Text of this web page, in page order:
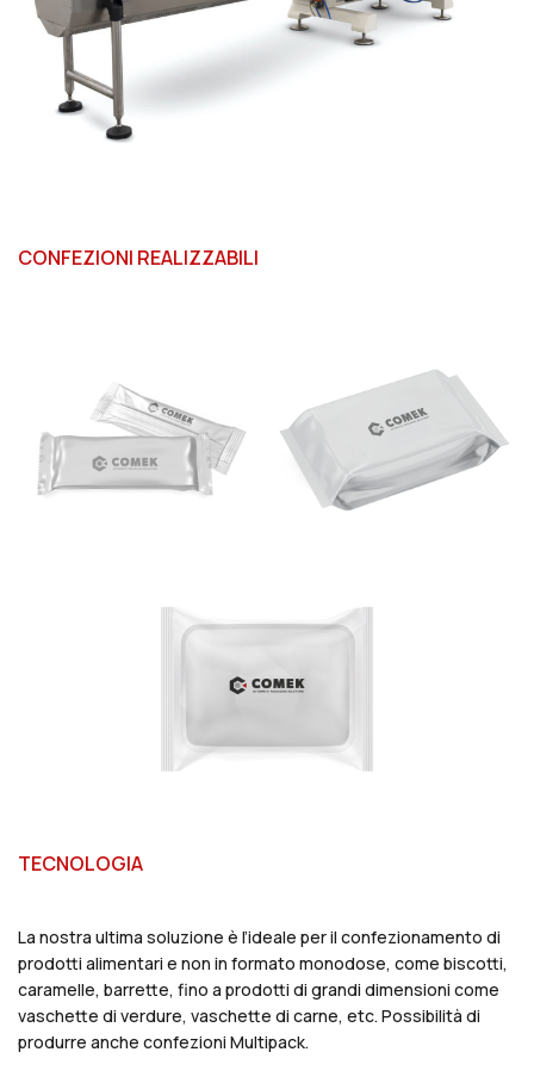
CONFEZIONI REALIZZABILI
TECNOLOGIA
La nostra ultima soluzione è l’ideale per il confezionamento di
prodotti alimentari e non in formato monodose, come biscotti,
caramelle, barrette, fino a prodotti di grandi dimensioni come
vaschette di verdure, vaschette di carne, etc. Possibilità di
produrre anche confezioni Multipack.